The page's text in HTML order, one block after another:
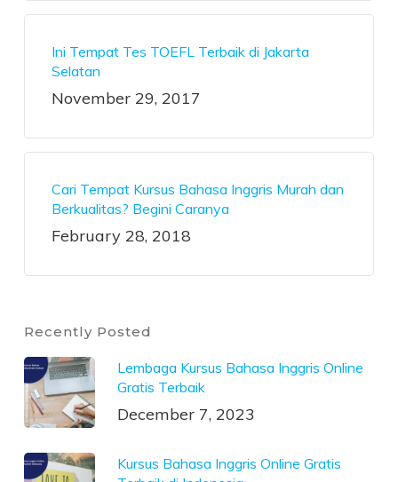
Ini Tempat Tes TOEFL Terbaik di Jakarta
Selatan
November 29, 2017
Cari Tempat Kursus Bahasa Inggris Murah dan
Berkualitas? Begini Caranya
February 28, 2018
Recently Posted
Lembaga Kursus Bahasa Inggris Online
Gratis Terbaik
December 7, 2023
Kursus Bahasa Inggris Online Gratis